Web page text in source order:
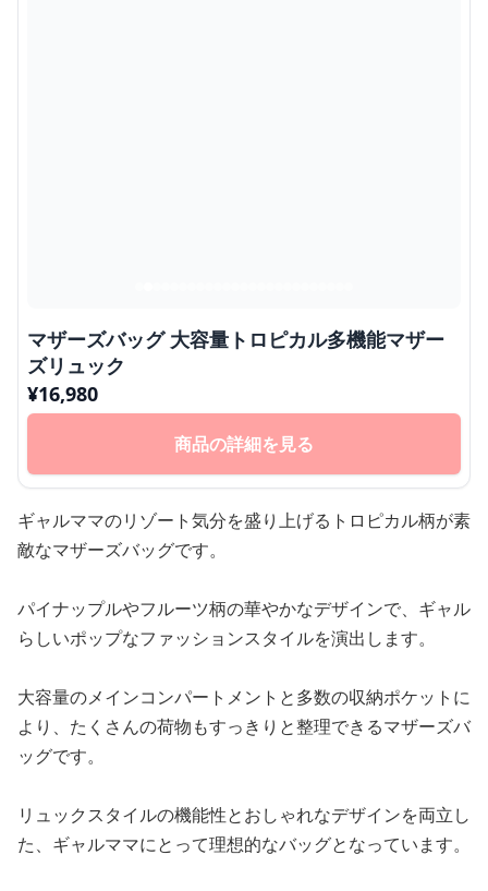
マザーズバッグ 大容量トロピカル多機能マザー
ズリュック
¥16,980
商品の詳細を見る
ギャルママのリゾート気分を盛り上げるトロピカル柄が素
敵なマザーズバッグです。
パイナップルやフルーツ柄の華やかなデザインで、ギャル
らしいポップなファッションスタイルを演出します。
大容量のメインコンパートメントと多数の収納ポケットに
より、たくさんの荷物もすっきりと整理できるマザーズバ
ッグです。
リュックスタイルの機能性とおしゃれなデザインを両立し
た、ギャルママにとって理想的なバッグとなっています。